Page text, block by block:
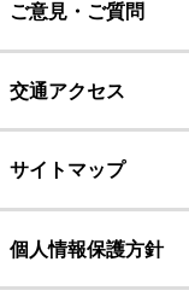
ご意見・ご質問
交通アクセス
サイトマップ
個人情報保護方針